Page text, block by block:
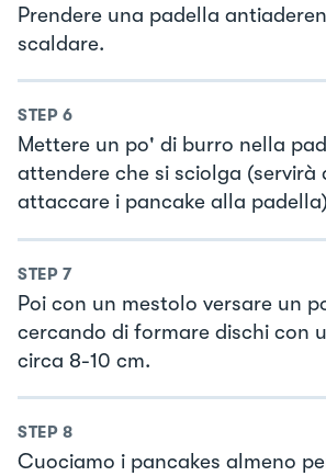
Prendere una padella
scaldare.
STEP 6
Mettere un po' di burro nella
attendere che si sciolga (servirà
attaccare i pancake alla
STEP 7
Poi con un mestolo versare un
cercando di formare dischi con
circa 8-10 cm.
STEP 8
Cuociamo i pancakes almeno